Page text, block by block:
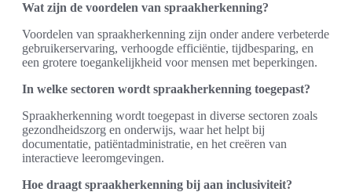
Wat zijn de voordelen van spraakherkenning?
Voordelen van spraakherkenning zijn onder andere verbeterde
gebruikerservaring, verhoogde efficiëntie, tijdbesparing, en
een grotere toegankelijkheid voor mensen met beperkingen.
In welke sectoren wordt spraakherkenning toegepast?
Spraakherkenning wordt toegepast in diverse sectoren zoals
gezondheidszorg en onderwijs, waar het helpt bij
documentatie, patiëntadministratie, en het creëren van
interactieve leeromgevingen.
Hoe draagt spraakherkenning bij aan inclusiviteit?